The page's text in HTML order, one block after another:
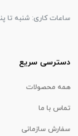
ساعات کاری: شنبه تا پنجشنبه ۹ الی ۱۴،
دسترسی سریع
همه محصولات
تماس با ما
سفارش سازمانی